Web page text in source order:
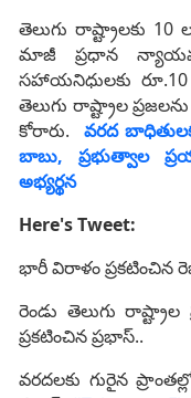
తెలుగు రాష్ట్రాలకు 10
మాజీ ప్రధాన
సహాయనిధులకు
తెలుగు రాష్ట్రాల
కోరారు. వరద
బాబు, ప్రభుత్వాల
అభ్యర్థన
Here's Tweet:
భారీ విరాళం ప్రకటించిన
రెండు తెలుగు
ప్రకటించిన ప్రభాస్..
వరదలకు గురైన